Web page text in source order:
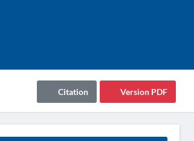
Version PDF
Citation